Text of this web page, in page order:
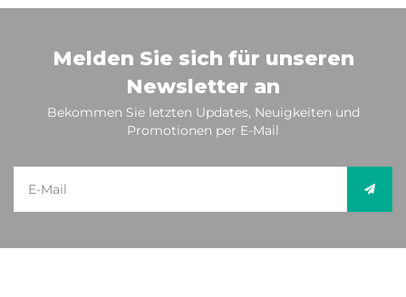
Melden Sie sich für unseren
Newsletter an
Bekommen Sie letzten Updates, Neuigkeiten und
Promotionen per E-Mail